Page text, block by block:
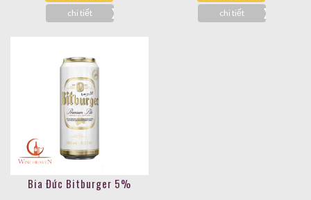
chi tiết
chi tiết
Bia Đức Bitburger 5%